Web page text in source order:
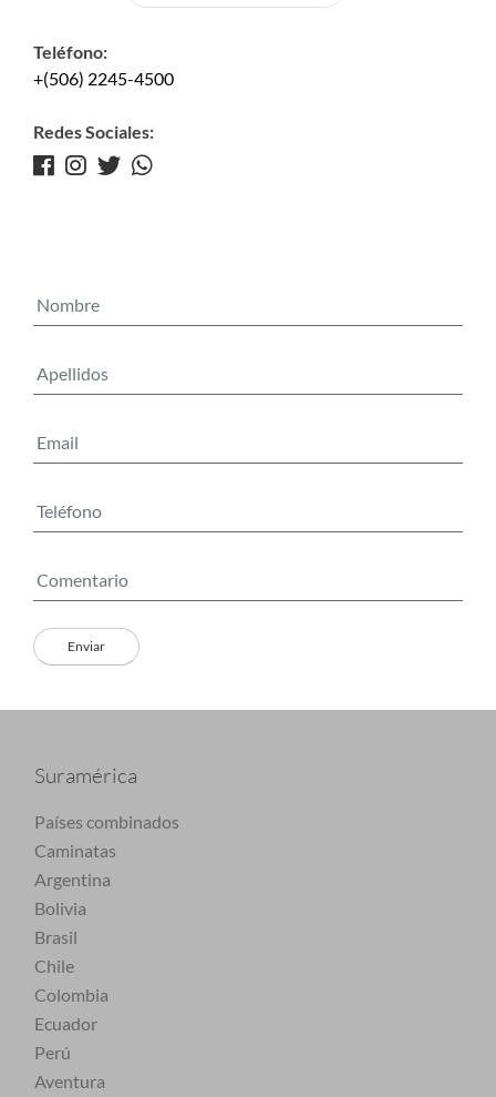
Teléfono:
+(506) 2245-4500
Redes Sociales:
Suramérica
Países combinados
Caminatas
Argentina
Bolivia
Brasil
Chile
Colombia
Ecuador
Perú
Aventura